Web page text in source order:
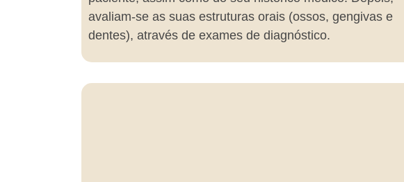
avaliam-se as suas estruturas orais (ossos, gengivas e
dentes), através de exames de diagnóstico.